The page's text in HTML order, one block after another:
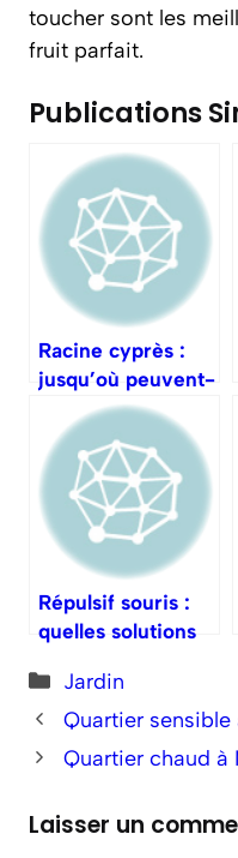
toucher sont les
fruit parfait.
Publications
Racine cyprès :
jusqu’où peuvent-
elles s’étendre ?
Répulsif souris :
quelles solutions
l’invasion ?
Catégories
Jardin
Quartier sensible
Quartier chaud à
Laisser un